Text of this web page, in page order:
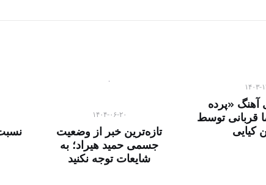
۱۲-۱۸
آهنگ «پرده
قربانی توسط
کیایی
۱۴۰۴-۰۶-۲۰
تازه‌ترین خبر از وضعیت
جسمی حمید هیراد؛ به
شایعات توجه نکنید